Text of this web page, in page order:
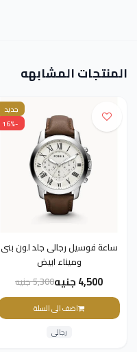
المنتجات المشابهه
جديد
-16%
ساعة فوسيل رجالى جلد لون بنى
وميناء ابيض
4,500 جنيه 5,300 جنيه
اضف الى السلة
رجالى